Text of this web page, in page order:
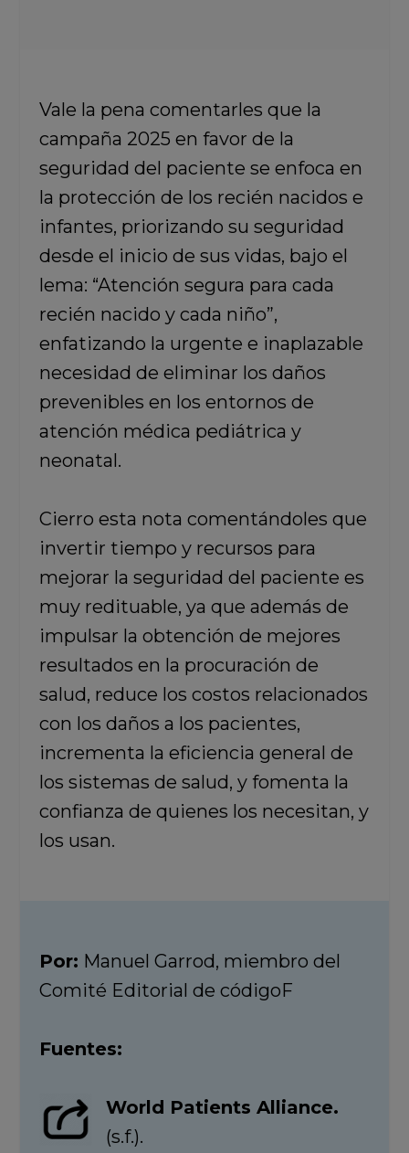
Vale la pena comentarles que la
campaña 2025 en favor de la
seguridad del paciente se enfoca en
la protección de los recién nacidos e
infantes, priorizando su seguridad
desde el inicio de sus vidas, bajo el
lema: “Atención segura para cada
recién nacido y cada niño”,
enfatizando la urgente e inaplazable
necesidad de eliminar los daños
prevenibles en los entornos de
atención médica pediátrica y
neonatal.
Cierro esta nota comentándoles que
invertir tiempo y recursos para
mejorar la seguridad del paciente es
muy redituable, ya que además de
impulsar la obtención de mejores
resultados en la procuración de
salud, reduce los costos relacionados
con los daños a los pacientes,
incrementa la eficiencia general de
los sistemas de salud, y fomenta la
confianza de quienes los necesitan, y
los usan.
Por: Manuel Garrod, miembro del
Comité Editorial de códigoF
Fuentes:
World Patients Alliance.
(s.f.).